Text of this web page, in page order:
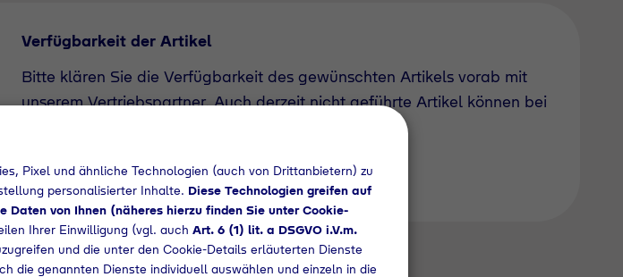
Verfügbarkeit der Artikel
Bitte klären Sie die Verfügbarkeit des gewünschten Artikels vorab mit
unserem Vertriebspartner. Auch derzeit nicht geführte Artikel können bei
+49 52017357366
Pixel und ähnliche Technologien (auch von Drittanbietern) zu
personalisierter Inhalte. Diese Technologien greifen auf
Daten von Ihnen (näheres hierzu finden Sie unter Cookie-
Ihrer Einwilligung (vgl. auch Art. 6 (1) lit. a DSGVO i.V.m.
und die unter den Cookie-Details erläuterten Dienste
die genannten Dienste individuell auswählen und einzeln in die